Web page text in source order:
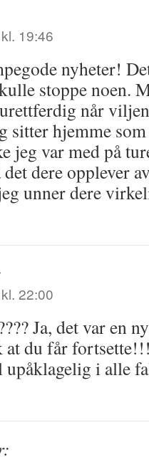
19:46
nyheter!
stoppe noen.
når
sitter hjemme
jeg var med på
dere opplever
unner dere
22:00
Ja, det var en
at du får
upåklagelig i alle